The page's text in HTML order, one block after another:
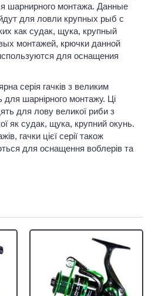
шарнирного монтажа. Данные
для ловли крупных рыб с
как судак, щука, крупный
монтажей, крючки данной
для оснащения
серія гачків з великим
шарнірного монтажу. Ці
для лову великої риби з
як судак, щука, крупний окунь.
гачки цієї серії також
для оснащення воблерів та